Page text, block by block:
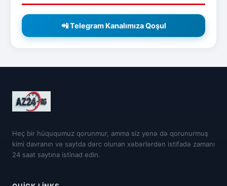
📲 Telegram Kanalımıza Qoşul
Heç bir hüququmuz qorunmur, amma siz yenə də qorunurmuş
kimi davranın və saytda dərc olunan xəbərlərdən istifadə zamanı
24 saat saytına istinad edin.